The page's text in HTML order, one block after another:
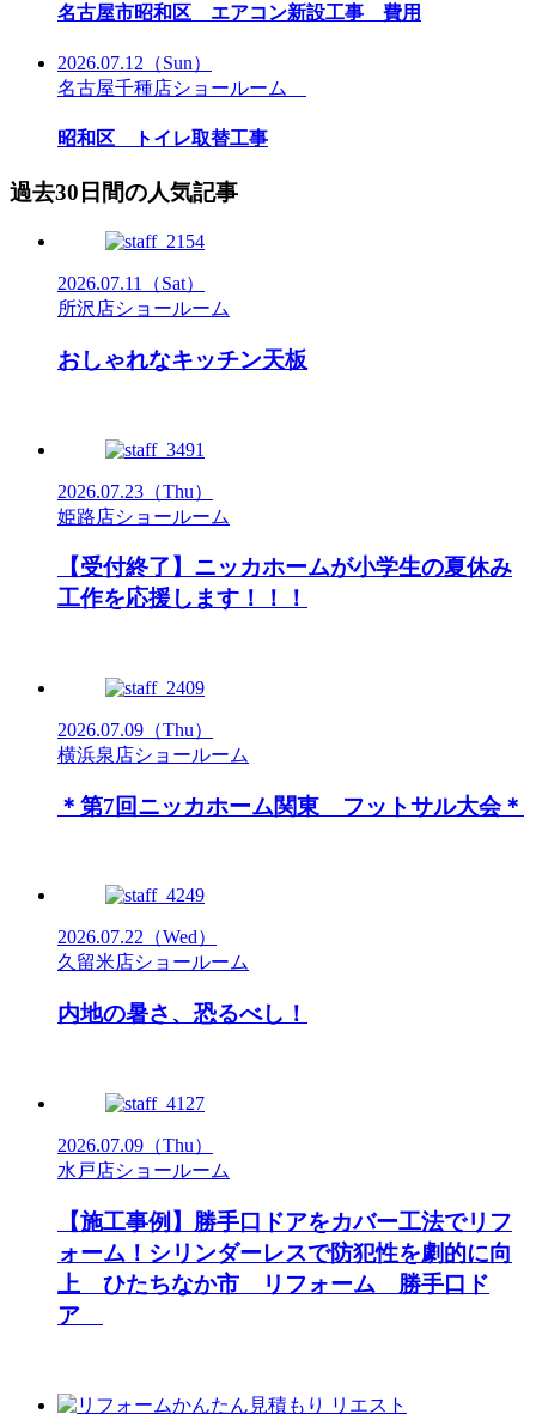
名古屋市昭和区 エアコン新設工事 費用
2026.07.12 （Sun）
名古屋千種店ショールーム
昭和区 トイレ取替工事
過去30日間の人気記事
2026.07.11
（Sat）
所沢店ショールーム
おしゃれなキッチン天板
2026.07.23 （Thu）
姫路店ショールーム
【受付終了】ニッカホームが小学生の夏休み
工作を応援します！！！
2026.07.09 （Thu）
横浜泉店ショールーム
＊第7回ニッカホーム関東 フットサル大会＊
2026.07.22 （Wed）
久留米店ショールーム
内地の暑さ、恐るべし！
2026.07.09 （Thu）
水戸店ショールーム
【施工事例】勝手口ドアをカバー工法でリフ
ォーム！シリンダーレスで防犯性を劇的に向
上 ひたちなか市 リフォーム 勝手口ド
ア